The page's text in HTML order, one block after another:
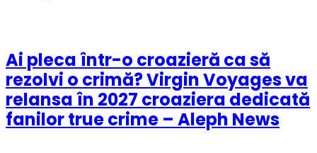
Ai pleca într-o croazieră ca să
rezolvi o crimă? Virgin Voyages va
relansa în 2027 croaziera dedicată
fanilor true crime – Aleph News